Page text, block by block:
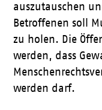
auszutauschen
Betroffenen soll
zu holen. Die
werden, dass
werden darf.